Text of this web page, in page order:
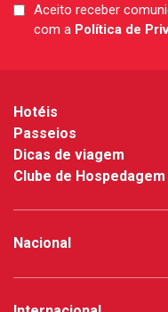
LGPDAceito receber
com a Política de
Hotéis
Passeios
Dicas de viagem
Clube de Hospedagem
Nacional